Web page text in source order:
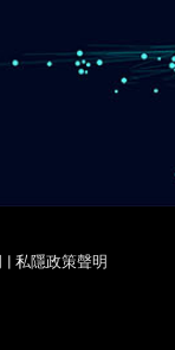
| 私隱政策聲明